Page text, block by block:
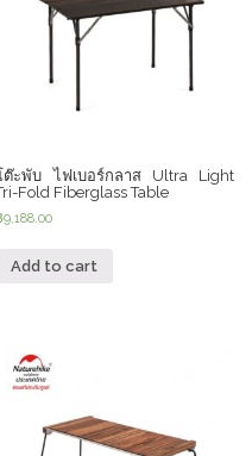
ต๊ะพับ ไฟเบอร์กลาส Ultra Light
Fold Fiberglass Table
9,188.00
Add to cart